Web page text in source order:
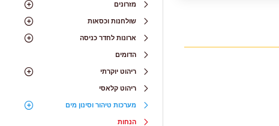
מזרונים
שולחנות וכסאות
ארונות לחדר כניסה
הדומים
ריהוט יוקרתי
ריהוט קלאסי
מערכות טיהור וסינון מים
הנחות